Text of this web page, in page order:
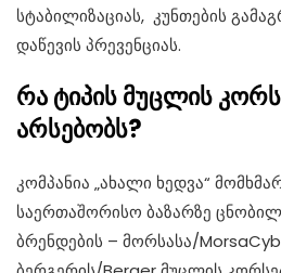
სტაბილიზაციას, კუნთების
დაწევის პრევენციას.
რატიპისმუცლის
არსებობს?
კომპანია „ახალი ხედვა“
საერთაშორისო ბაზარზე
ბრენდების – მორსასა/